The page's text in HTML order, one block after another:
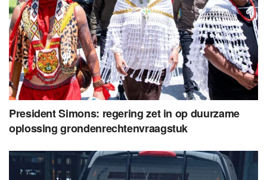
President Simons: regering zet in op duurzame
oplossing grondenrechtenvraagstuk